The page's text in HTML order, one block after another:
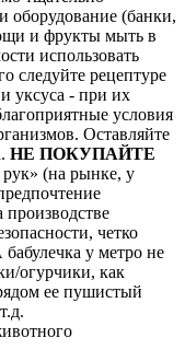
оборудование (банки,
и фрукты мыть в
использовать
следуйте рецептуре
уксуса - при их
условия
Оставляйте
НЕ ПОКУПАЙТЕ
(на рынке, у
четко
у метро не
огурчики, как
ее пушистый